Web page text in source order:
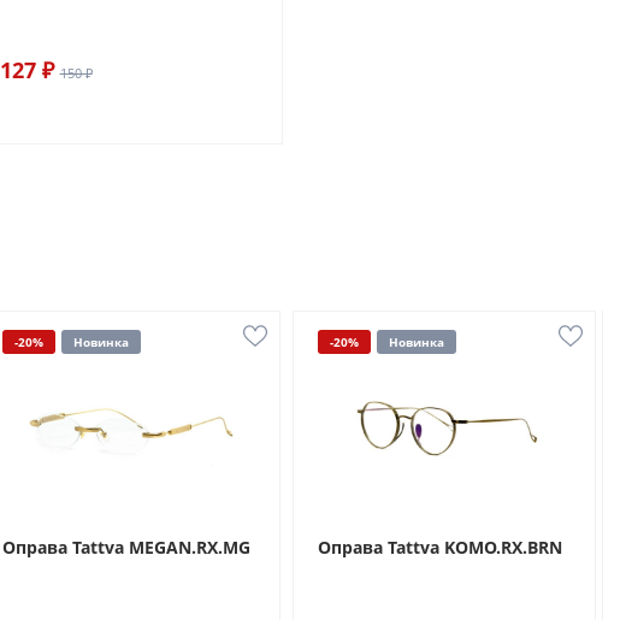
127 ₽ 150 ₽
-20% Новинка
Оправа Tattva MEGAN.RX.MG
-20% Новинка
Оправа Tattva KOMO.RX.BRN